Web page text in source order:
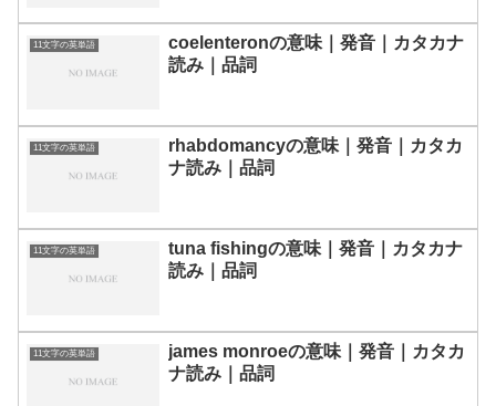
11文字の英単語
coelenteronの意味｜発音｜カタカナ
読み｜品詞
11文字の英単語
rhabdomancyの意味｜発音｜カタカ
ナ読み｜品詞
11文字の英単語
tuna fishingの意味｜発音｜カタカナ
読み｜品詞
11文字の英単語
james monroeの意味｜発音｜カタカ
ナ読み｜品詞